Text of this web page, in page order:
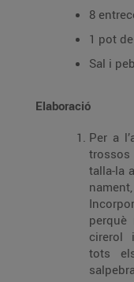
8
1 pot
Sal i
Elaboració
Per a
talla-la
perquè
cirerol
tots